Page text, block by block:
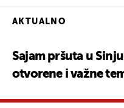
AKTUALNO
Sajam pršuta u
otvorene i važne